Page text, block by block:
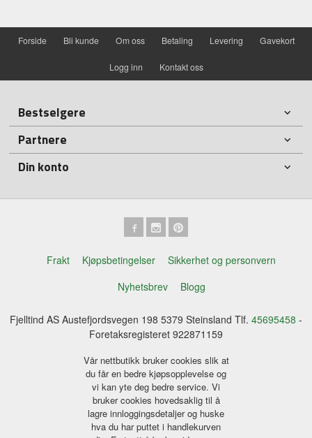
Forside Bli kunde Om oss Betaling Levering Gavekort
Logg inn Kontakt oss
Bestselgere
Partnere
Din konto
Frakt Kjøpsbetingelser
Sikkerhet og personvern
Nyhetsbrev
Blogg
Fjelltind AS Austefjordsvegen 198 5379 Steinsland Tlf. 45695458 -
Foretaksregisteret 922871159
Vår nettbutikk bruker cookies slik at
du får en bedre kjøpsopplevelse og
vi kan yte deg bedre service. Vi
bruker cookies hovedsaklig til å
lagre innloggingsdetaljer og huske
hva du har puttet i handlekurven